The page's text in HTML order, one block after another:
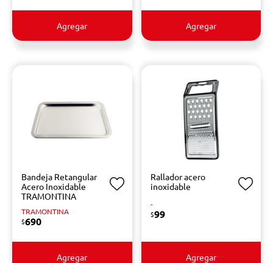
Agregar Agregar
Bandeja Retangular
Acero Inoxidable
TRAMONTINA
TRAMONTINA
$690
Agregar
Rallador acero
inoxidable
-
$99
Agregar